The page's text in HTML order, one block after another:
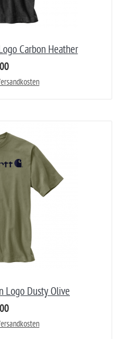
Carbon Heather
Logo Dusty Olive